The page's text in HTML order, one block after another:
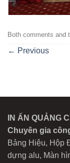
Both comments and
← Previous
IN ẤN QUẢNG
Chuyên gia
Bảng Hiệu, Hộp
dựng alu, Màn